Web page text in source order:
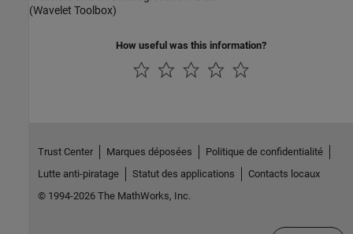
(Wavelet Toolbox)
How useful was this information?
Trust Center Marques déposées
Politique de confidentialité
Lutte anti-piratage
Statut des applications
Contacts locaux
© 1994-2026 The MathWorks, Inc.